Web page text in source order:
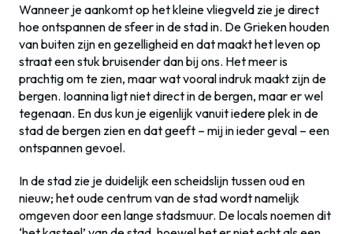
Wanneer je aankomt op het kleine vliegveld zie je direct
hoe ontspannen de sfeer in de stad in. De Grieken houden
van buiten zijn en gezelligheid en dat maakt het leven op
straat een stuk bruisender dan bij ons. Het meer is
prachtig om te zien, maar wat vooral indruk maakt zijn de
bergen. Ioannina ligt niet direct in de bergen, maar er wel
tegenaan. En dus kun je eigenlijk vanuit iedere plek in de
stad de bergen zien en dat geeft – mij in ieder geval – een
ontspannen gevoel.
In de stad zie je duidelijk een scheidslijn tussen oud en
nieuw; het oude centrum van de stad wordt namelijk
omgeven door een lange stadsmuur. De locals noemen dit